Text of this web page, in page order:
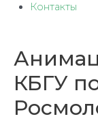
Контакты
КБГУ